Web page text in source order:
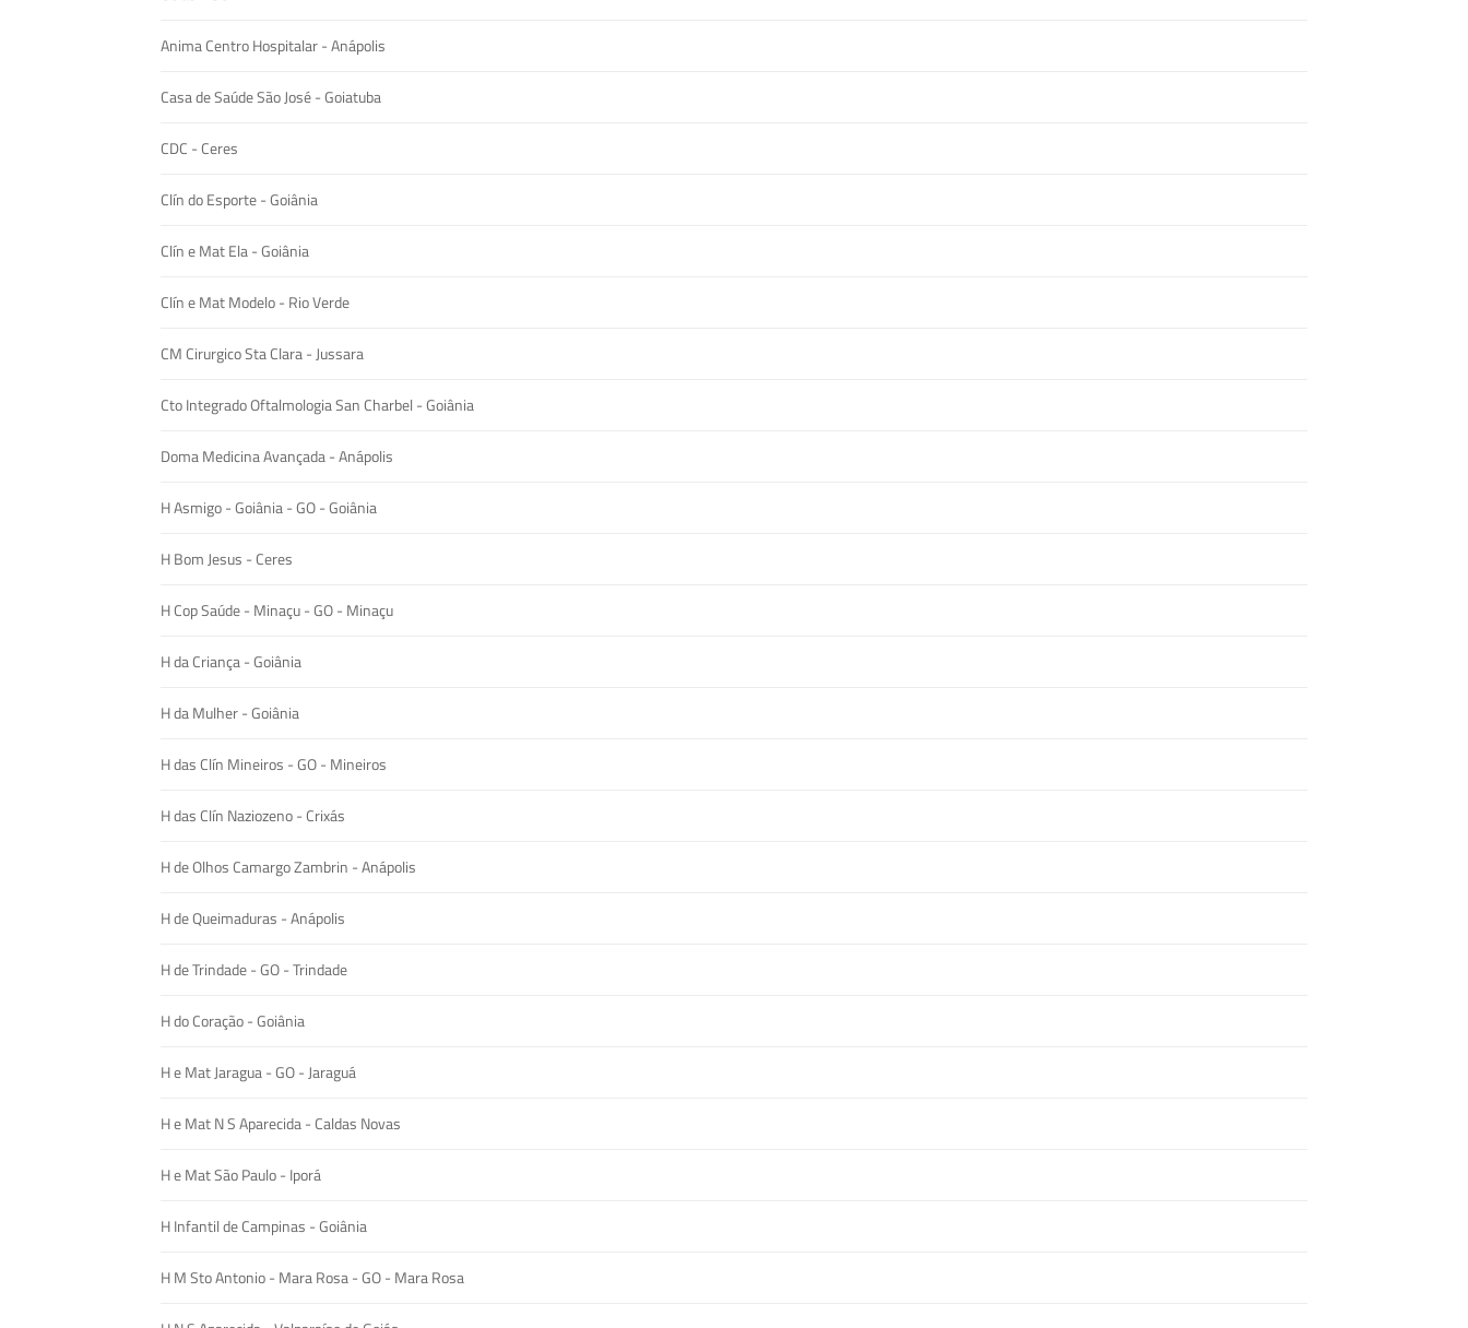
Anima Centro Hospitalar - Anápolis
Casa de Saúde São José - Goiatuba
CDC - Ceres
Clín do Esporte - Goiânia
Clín e Mat Ela - Goiânia
Clín e Mat Modelo - Rio Verde
CM Cirurgico Sta Clara - Jussara
Cto Integrado Oftalmologia San Charbel - Goiânia
Doma Medicina Avançada - Anápolis
H Asmigo - Goiânia - GO - Goiânia
H Bom Jesus - Ceres
H Cop Saúde - Minaçu - GO - Minaçu
H da Criança - Goiânia
H da Mulher - Goiânia
H das Clín Mineiros - GO - Mineiros
H das Clín Naziozeno - Crixás
H de Olhos Camargo Zambrin - Anápolis
H de Queimaduras - Anápolis
H de Trindade - GO - Trindade
H do Coração - Goiânia
H e Mat Jaragua - GO - Jaraguá
H e Mat N S Aparecida - Caldas Novas
H e Mat São Paulo - Iporá
H Infantil de Campinas - Goiânia
H M Sto Antonio - Mara Rosa - GO - Mara Rosa